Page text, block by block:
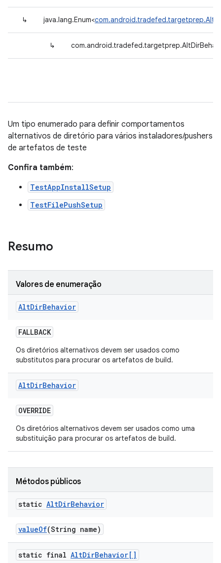
↳ java.lang.Enum<
↳
Um tipo enumerado para definir comportamentos
alternativos de diretório para vários instaladores/pushers
de artefatos de teste
Confira também:
TestAppInstallSetup
TestFilePushSetup
Resumo
Valores de enumeração
AltDirBehavior
FALLBACK
Os diretórios alternativos devem ser usados como
substitutos para procurar os artefatos de build.
AltDirBehavior
OVERRIDE
Os diretórios alternativos devem ser usados como uma
substituição para procurar os artefatos de build.
Métodos públicos
static AltDirBehavior
valueOf(String name)
static final AltDirBehavior[]